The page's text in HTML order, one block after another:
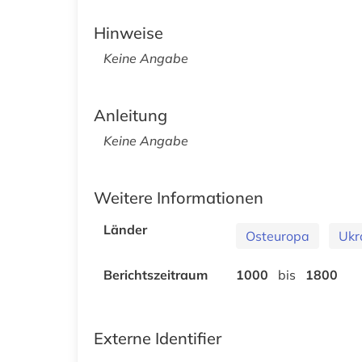
Hinweise
Keine Angabe
Anleitung
Keine Angabe
Weitere Informationen
Länder Osteuropa
Berichtszeitraum 1000 bis 1800
Externe Identifier